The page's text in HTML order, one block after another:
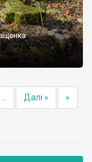
Далі » »